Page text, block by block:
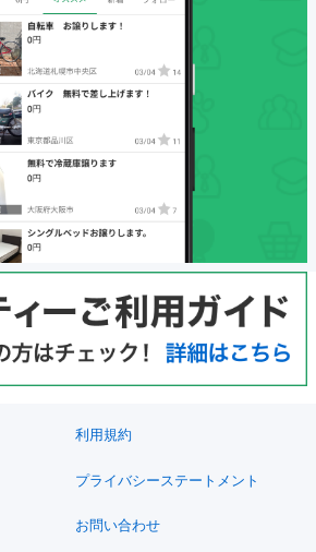
利用規約
プライバシーステートメント
お問い合わせ